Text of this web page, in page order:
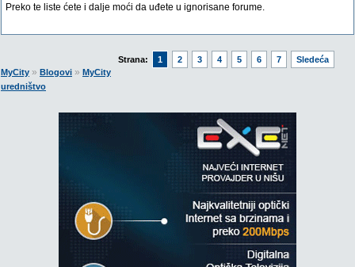
Preko te liste ćete i dalje moći da uđete u ignorisane forume.
Strana: 1 2 3 4 5 6 7
Sledeća
MyCity » Blogovi » MyCity
uredništvo